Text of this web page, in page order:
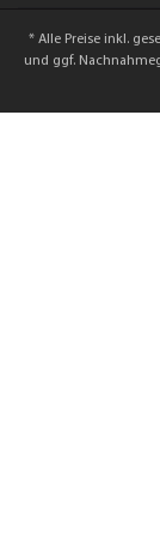
* Alle Preise inkl.
und ggf.